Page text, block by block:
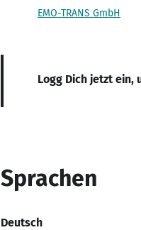
EMO-TRANS GmbH
Logg Dich jetzt ein,
Sprachen
Deutsch